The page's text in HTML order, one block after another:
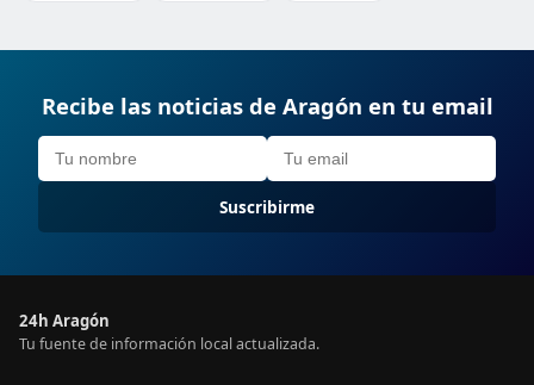
Recibe las noticias de Aragón en tu email
Suscribirme
24h Aragón
Tu fuente de información local actualizada.